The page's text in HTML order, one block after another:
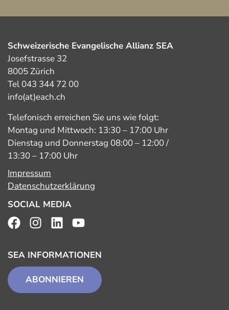
Schweizerische Evangelische Allianz SEA
Josefstrasse 32
8005 Zürich
Tel 043 344 72 00
info(at)each.ch
Telefonisch erreichen Sie uns wie folgt:
Montag und Mittwoch: 13:30 – 17:00 Uhr
Dienstag und Donnerstag 08:00 – 12:00 /
13:30 – 17:00 Uhr
Impressum
Datenschutzerklärung
SOCIAL MEDIA
SEA INFORMATIONEN
ABONNIEREN